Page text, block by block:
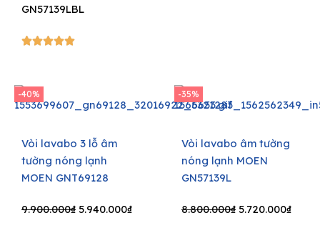
GN57139LBL
5/5
-40%
Vòi lavabo 3 lỗ âm
tường nóng lạnh
MOEN GNT69128
9.900.000₫ Original
5.940.000₫Current
-35%
Vòi lavabo âm tường
nóng lạnh MOEN
GN57139L
8.800.000₫ Original
5.720.000₫